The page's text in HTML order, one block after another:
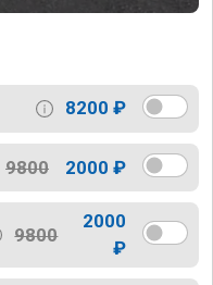
8200 ₽
9800 2000 ₽
9800
2000
₽